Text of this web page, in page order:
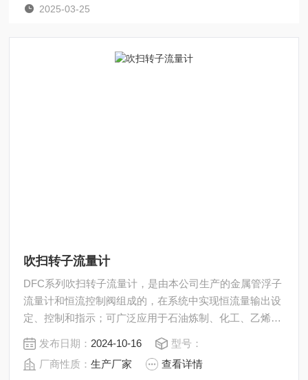
2025-03-25
吹扫转子流量计
DFC系列吹扫转子流量计，是由本公司生产的金属管浮子
流量计和恒流控制阀组成的，在系统中实现恒流量输出设
定、控制和指示；可广泛应用于石油炼制、化工、乙烯、
化肥、钢铁、化纤纺织等行业变送器的吹扫、差压法液位
测量等过程控制中。
发布日期： 2024-10-16
型号：
厂商性质：生产厂家 查看详情